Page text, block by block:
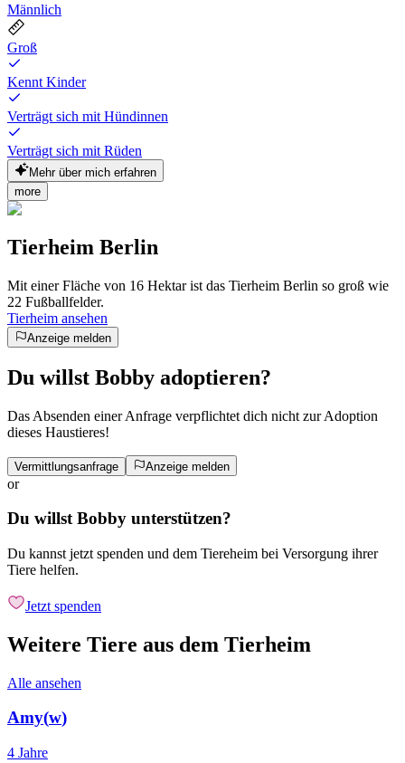
Männlich
Groß
Kennt Kinder
Verträgt sich mit Hündinnen
Verträgt sich mit Rüden
Mehr über mich erfahren
more
Tierheim Berlin
Mit einer Fläche von 16 Hektar ist das Tierheim Berlin so groß wie
22 Fußballfelder.
Tierheim ansehen
Anzeige melden
Du willst Bobby adoptieren?
Das Absenden einer Anfrage verpflichtet dich nicht zur Adoption
dieses Haustieres!
Vermittlungsanfrage Anzeige melden
or
Du willst Bobby unterstützen?
Du kannst jetzt spenden und dem Tiereheim bei Versorgung ihrer
Tiere helfen.
Jetzt spenden
Weitere Tiere aus dem Tierheim
Alle ansehen
Amy(w)
4 Jahre